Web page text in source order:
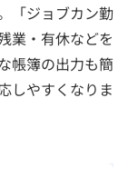
「ジョブカン勤
業・有休などを
帳簿の出力も簡
しやすくなりま